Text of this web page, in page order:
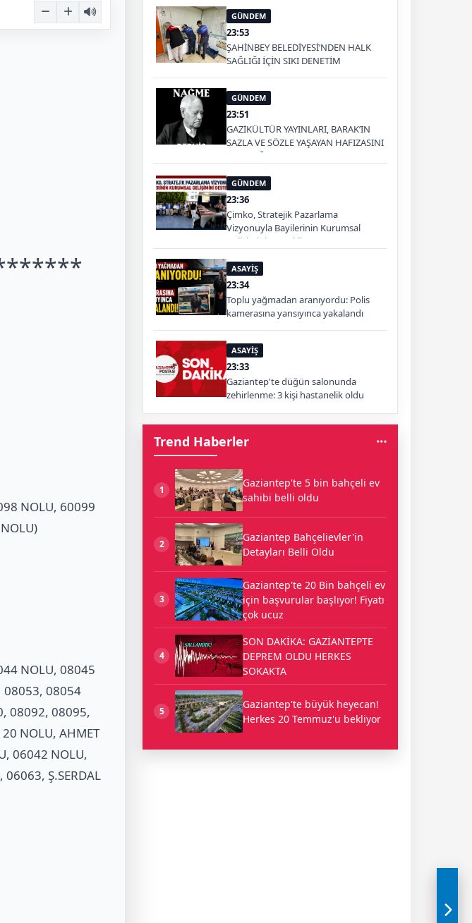
NOLU, 60099
NOLU, 08045
08053, 08054
08092, 08095,
NOLU, AHMET
06042 NOLU,
Ş.SERDAL
GÜNDEM
23:53
ŞAHİNBEY BELEDİYESİ’NDEN HALK
SAĞLIĞI İÇİN SIKI DENETİM
GÜNDEM
23:51
GAZİKÜLTÜR YAYINLARI, BARAK’IN
SAZLA VE SÖZLE YAŞAYAN HAFIZASINI
GELECEĞE TAŞIYOR
GÜNDEM
23:36
Çimko, Stratejik Pazarlama
Vizyonuyla Bayilerinin Kurumsal
Gelişimini Destekliyor
ASAYİŞ
23:34
Toplu yağmadan aranıyordu: Polis
kamerasına yansıyınca yakalandı
ASAYİŞ
23:33
Gaziantep'te düğün salonunda
zehirlenme: 3 kişi hastanelik oldu
Trend Haberler
1
Gaziantep'te 5 bin bahçeli ev
sahibi belli oldu
2
Gaziantep Bahçelievler'in
Detayları Belli Oldu
3
Gaziantep'te 20 Bin bahçeli ev
için başvurular başlıyor! Fiyatı
çok ucuz
4
SON DAKİKA: GAZİANTEPTE
DEPREM OLDU HERKES
SOKAKTA
5
Gaziantep'te büyük heyecan!
Herkes 20 Temmuz'u bekliyor